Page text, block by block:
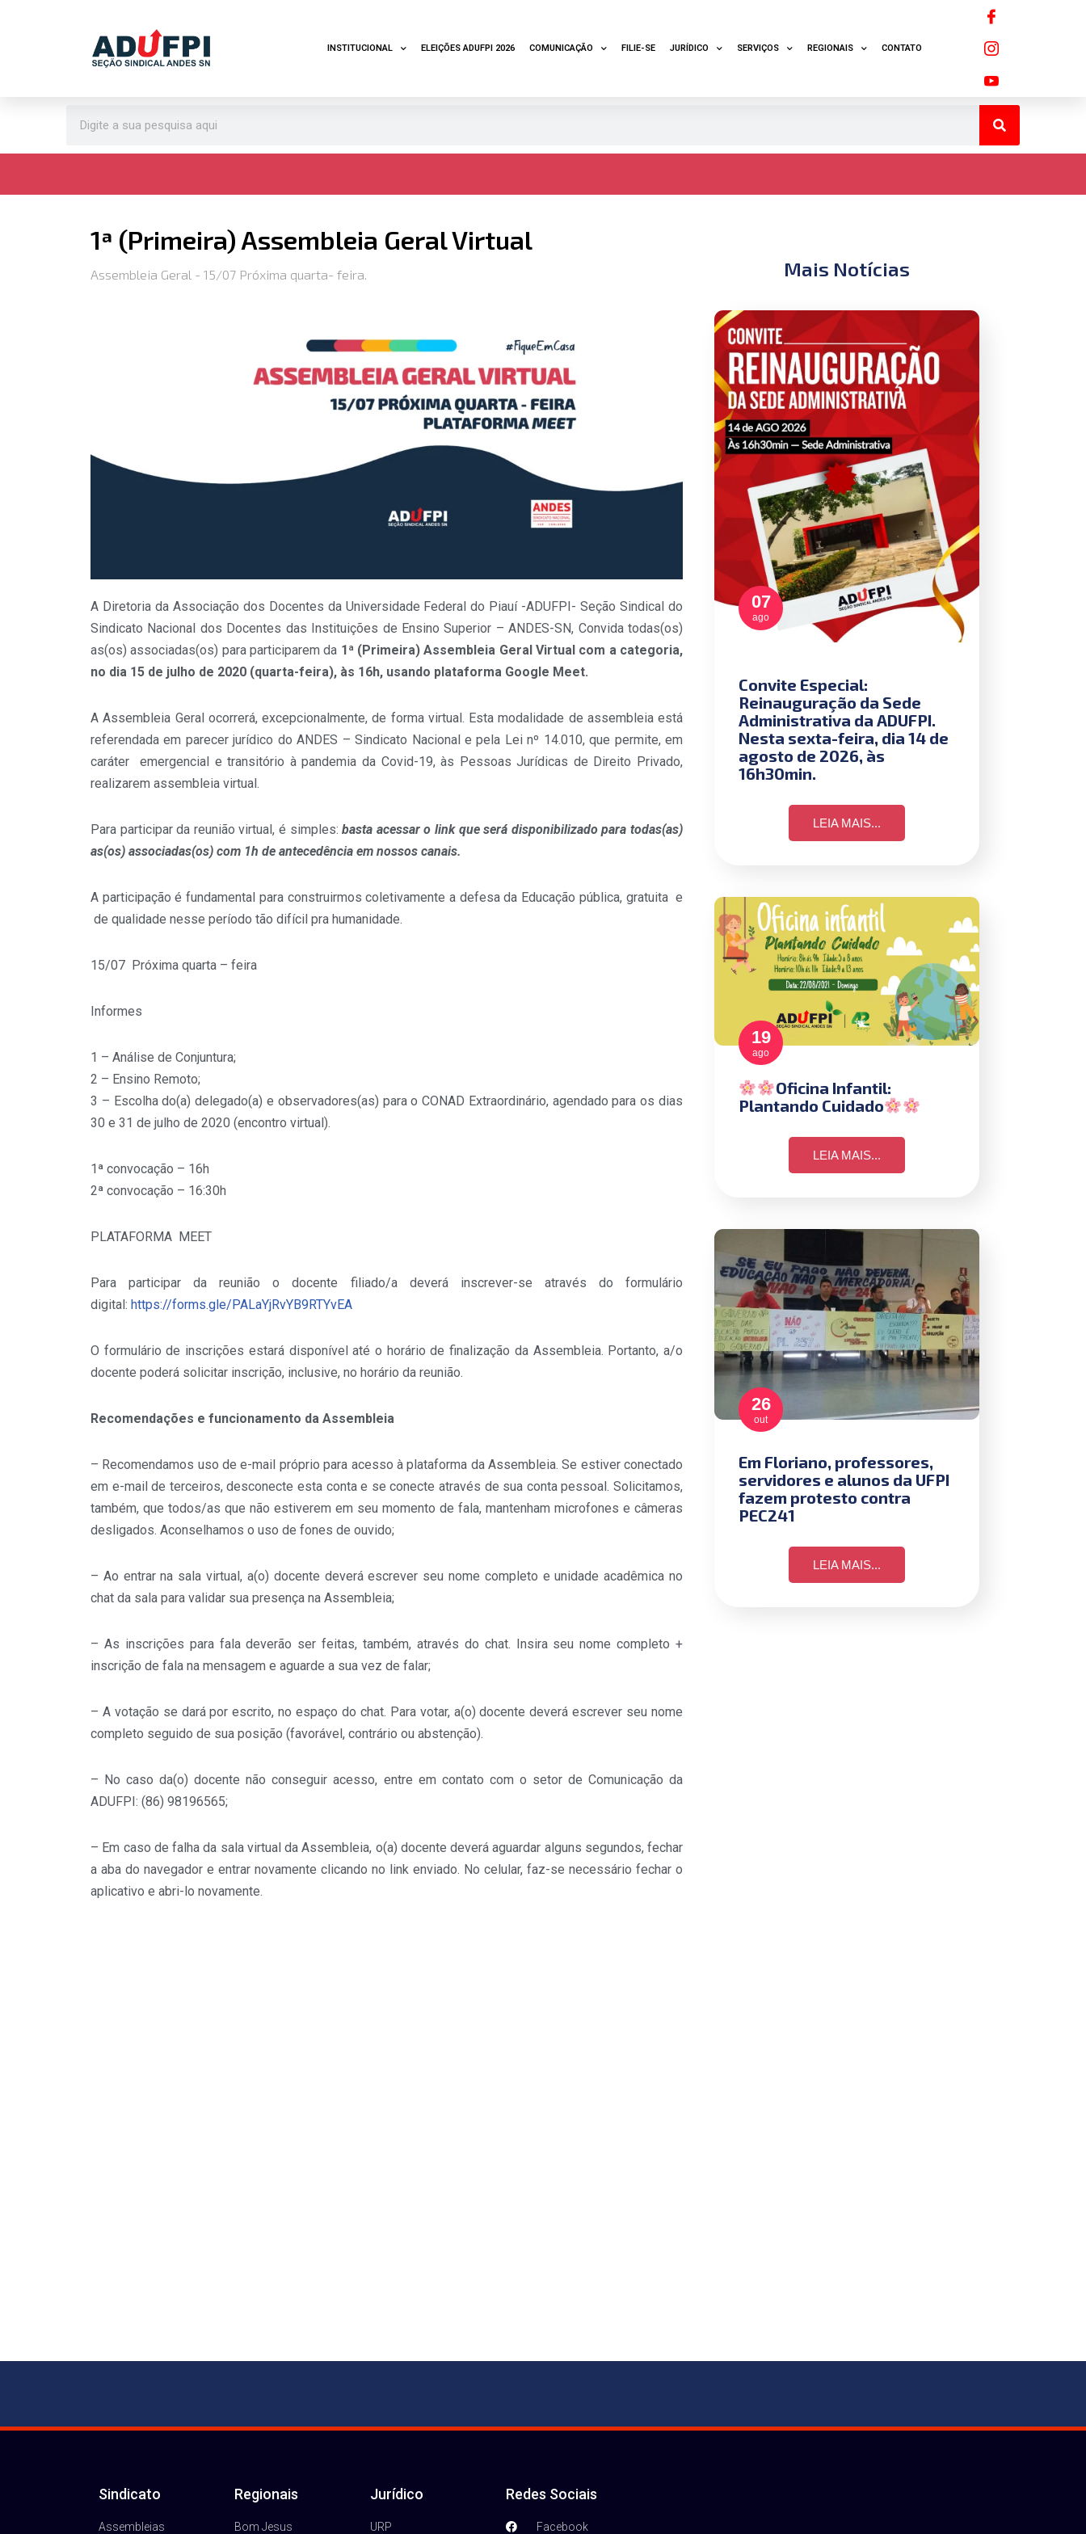
INSTITUCIONAL ELEIÇÕES ADUFPI 2026 COMUNICAÇÃO FILIE-SE JURÍDICO SERVIÇOS REGIONAIS CONTATO
1ª (Primeira) Assembleia Geral Virtual
Assembleia Geral - 15/07 Próxima quarta- feira.
A Diretoria da Associação dos Docentes da Universidade Federal do Piauí -ADUFPI- Seção Sindical do
Sindicato Nacional dos Docentes das Instituições de Ensino Superior – ANDES-SN, Convida todas(os)
as(os) associadas(os) para participarem da 1ª (Primeira) Assembleia Geral Virtual com a categoria,
no dia 15 de julho de 2020 (quarta-feira), às 16h, usando plataforma Google Meet.
A Assembleia Geral ocorrerá, excepcionalmente, de forma virtual. Esta modalidade de assembleia está
referendada em parecer jurídico do ANDES – Sindicato Nacional e pela Lei nº 14.010, que permite, em
caráter emergencial e transitório à pandemia da Covid-19, às Pessoas Jurídicas de Direito Privado,
realizarem assembleia virtual.
Para participar da reunião virtual, é simples: basta acessar o link que será disponibilizado para todas(as)
as(os) associadas(os) com 1h de antecedência em nossos canais.
A participação é fundamental para construirmos coletivamente a defesa da Educação pública, gratuita e
de qualidade nesse período tão difícil pra humanidade.
15/07 Próxima quarta – feira
Informes
1 – Análise de Conjuntura;
2 – Ensino Remoto;
3 – Escolha do(a) delegado(a) e observadores(as) para o CONAD Extraordinário, agendado para os dias
30 e 31 de julho de 2020 (encontro virtual).
1ª convocação – 16h
2ª convocação – 16:30h
PLATAFORMA MEET
Para participar da reunião o docente filiado/a deverá inscrever-se através do formulário
digital: https://forms.gle/PALaYjRvYB9RTYvEA
O formulário de inscrições estará disponível até o horário de finalização da Assembleia. Portanto, a/o
docente poderá solicitar inscrição, inclusive, no horário da reunião.
Recomendações e funcionamento da Assembleia
– Recomendamos uso de e-mail próprio para acesso à plataforma da Assembleia. Se estiver conectado
em e-mail de terceiros, desconecte esta conta e se conecte através de sua conta pessoal. Solicitamos,
também, que todos/as que não estiverem em seu momento de fala, mantenham microfones e câmeras
desligados. Aconselhamos o uso de fones de ouvido;
– Ao entrar na sala virtual, a(o) docente deverá escrever seu nome completo e unidade acadêmica no
chat da sala para validar sua presença na Assembleia;
– As inscrições para fala deverão ser feitas, também, através do chat. Insira seu nome completo +
inscrição de fala na mensagem e aguarde a sua vez de falar;
– A votação se dará por escrito, no espaço do chat. Para votar, a(o) docente deverá escrever seu nome
completo seguido de sua posição (favorável, contrário ou abstenção).
– No caso da(o) docente não conseguir acesso, entre em contato com o setor de Comunicação da
ADUFPI: (86) 98196565;
– Em caso de falha da sala virtual da Assembleia, o(a) docente deverá aguardar alguns segundos, fechar
a aba do navegador e entrar novamente clicando no link enviado. No celular, faz-se necessário fechar o
aplicativo e abri-lo novamente.
Mais Notícias
07
ago
Convite Especial:
Reinauguração da Sede
Administrativa da ADUFPI.
Nesta sexta-feira, dia 14 de
agosto de 2026, às
16h30min.
LEIA MAIS...
19
ago
Oficina Infantil:
Plantando Cuidado
LEIA MAIS...
26
out
Em Floriano, professores,
servidores e alunos da UFPI
fazem protesto contra
PEC241
LEIA MAIS...
Sindicato
Assembleias
Regionais
Bom Jesus
Jurídico
URP
Redes Sociais
Facebook